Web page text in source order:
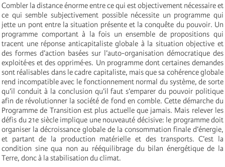
Combler la distance énorme entre ce qui est objectivement nécessaire et
ce qui semble subjectivement possible nécessite un programme qui
jette un pont entre la situation présente et la conquête du pouvoir. Un
programme comportant à la fois un ensemble de propositions qui
tracent une réponse anticapitaliste globale à la situation objective et
des formes d’action basées sur l’auto-organisation démocratique des
exploité·es et des opprimé·es. Un programme dont certaines demandes
sont réalisables dans le cadre capitaliste, mais que sa cohérence globale
rend incompatible avec le fonctionnement normal du système, de sorte
qu’il conduit à la conclusion qu’il faut s’emparer du pouvoir politique
afin de révolutionner la société de fond en comble. Cette démarche du
Programme de Transition est plus actuelle que jamais. Mais relever les
défis du 21e siècle implique une nouveauté décisive: le programme doit
organiser la décroissance globale de la consommation finale d’énergie,
et partant de la production matérielle et des transports. C’est la
condition sine qua non au rééquilibrage du bilan énergétique de la
Terre, donc à la stabilisation du climat.